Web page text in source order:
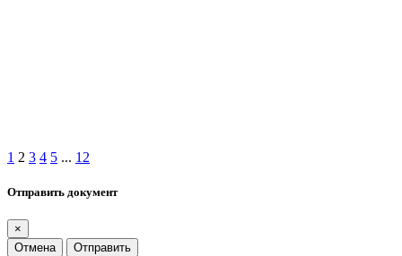
1 2 3 4 5 ... 12
Отправить документ
×
Отмена
Отправить